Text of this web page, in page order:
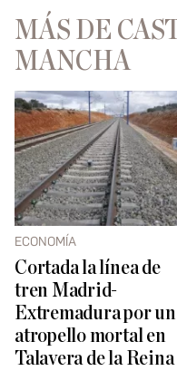
MÁS DE
MANCHA
ECONOMÍA
Cortada la línea de
tren Madrid-
Extremadura por un
atropello mortal en
Talavera de la Reina